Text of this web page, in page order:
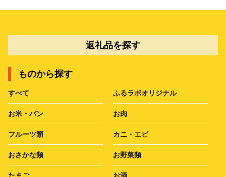
返礼品を探す
ものから探す
すべて ふるラボオリジナル
お米・パン お肉
フルーツ類 カニ・エビ
おさかな類 お野菜類